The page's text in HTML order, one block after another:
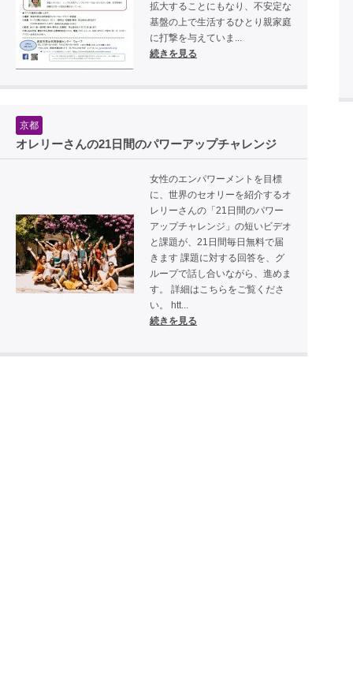
拡大することにもなり、不安定な
基盤の上で生活するひとり親家庭
に打撃を与えていま...
続きを見る
京都
オレリーさんの21日間のパワーアップチャレンジ
女性のエンパワーメントを目標
に、世界のセオリーを紹介するオ
レリーさんの「21日間のパワー
アップチャレンジ」の短いビデオ
と課題が、21日間毎日無料で届
きます 課題に対する回答を、グ
ループで話し合いながら、進めま
す。 詳細はこちらをご覧くださ
い。 htt...
続きを見る